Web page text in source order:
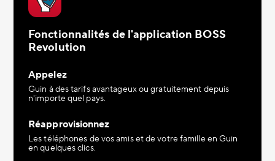
Fonctionnalités de l'application BOSS
Revolution
Appelez
Guin à des tarifs avantageux ou gratuitement depuis
n'importe quel pays.
Réapprovisionnez
Les téléphones de vos amis et de votre famille en Guin
en quelques clics.